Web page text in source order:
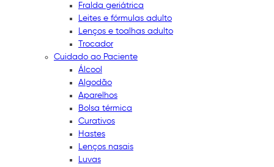
Fralda geriátrica
Leites e fórmulas adulto
Lenços e toalhas adulto
Trocador
Cuidado ao Paciente
Álcool
Algodão
Aparelhos
Bolsa térmica
Curativos
Hastes
Lenços nasais
Luvas